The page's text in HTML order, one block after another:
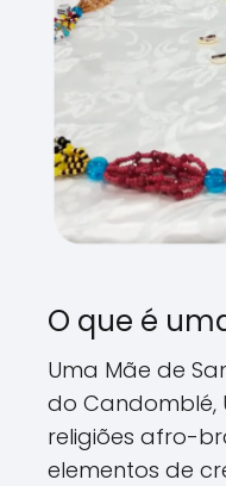
O que é
Uma Mãe de
do Candomblé,
religiões afro-
elementos de